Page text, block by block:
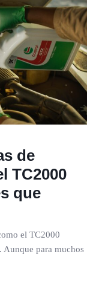
de
TC2000
que
el TC2000
Aunque para muchos